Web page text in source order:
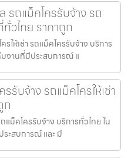
ถแม็คโครรับจ้าง รถ
วไทย ราคาถูก
ห้เช่า รถแม็คโครรับจ้าง บริการ
มงานที่มีประสบการณ์ แ
รับจ้าง รถแม็คโครให้เช่า
ก
แม็คโครรับจ้าง บริการทั่วไทย ใน
ะสบการณ์ และ มื